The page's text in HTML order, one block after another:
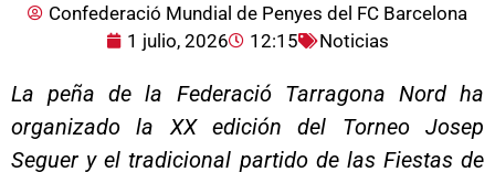
Confederació Mundial de Penyes del FC Barcelona
1 julio, 2026
12:15 Noticias
La peña de la Federació Tarragona Nord ha
organizado la XX edición del Torneo Josep
Seguer y el tradicional partido de las Fiestas de